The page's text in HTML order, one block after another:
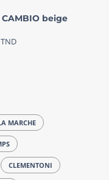
beige
TND
MARCHE
CLEMENTONI